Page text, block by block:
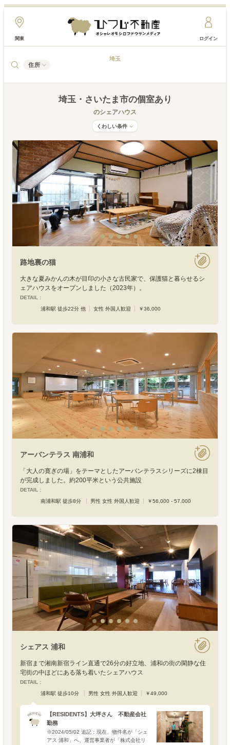
関東 ログイン
住所
埼玉
埼玉・さいたま市の個室あり
のシェアハウス
くわしい条件
路地裏の猫
大きな夏みかんの木が目印の小さな古民家で、保護猫と暮らせるシ
ェアハウスをオープンしました（2023年）。
DETAIL :
浦和駅 徒歩22分 他
女性 外国人歓迎 ￥36,000
アーバンテラス 南浦和
「大人の寛ぎの場」をテーマとしたアーバンテラスシリーズに2棟目
が完成しました。約200平米という公共施設
DETAIL :
南浦和駅 徒歩8分
男性 女性 外国人歓迎 ￥56,000 - 57,000
シェアス 浦和
新宿まで湘南新宿ライン直通で26分の好立地、浦和の街の閑静な住
宅街の中ほどにある落ち着いたシェアハウス
DETAIL :
浦和駅 徒歩10分
男性 女性 外国人歓迎 ￥49,000
【RESIDENTS】大坪さん 不動産会社
勤務
※2024/05/02 追記：現在、物件名が「シェ
アス 浦和」へ、運営事業者が「株式会社リ